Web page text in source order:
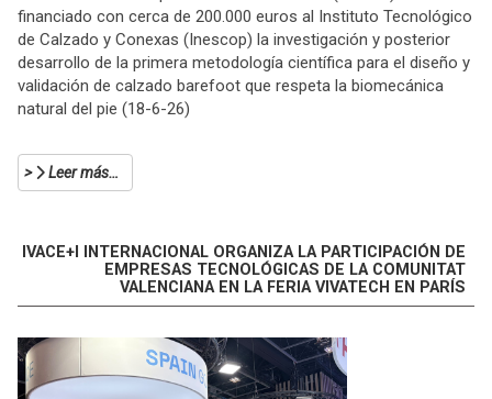
financiado con cerca de 200.000 euros al Instituto Tecnológico
de Calzado y Conexas (Inescop) la investigación y posterior
desarrollo de la primera metodología científica para el diseño y
validación de calzado barefoot que respeta la biomecánica
natural del pie (18-6-26)
Leer más…
IVACE+I INTERNACIONAL ORGANIZA LA PARTICIPACIÓN DE
EMPRESAS TECNOLÓGICAS DE LA COMUNITAT
VALENCIANA EN LA FERIA VIVATECH EN PARÍS